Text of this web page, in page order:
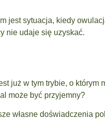
jest sytuacja, kiedy
nie udaje się uzyskać.
już w tym trybie, o którym
może być przyjemny?
własne doświadczenia